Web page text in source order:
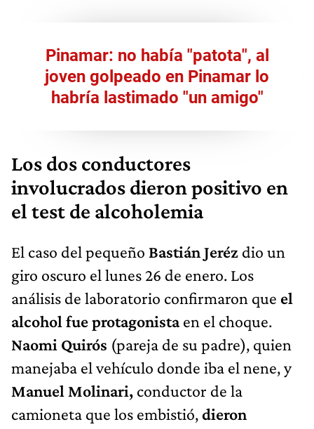
Pinamar: no había "patota", al
joven golpeado en Pinamar lo
habría lastimado "un amigo"
Los dos conductores
involucrados dieron positivo en
el test de alcoholemia
El caso del pequeño Bastián Jeréz dio un
giro oscuro el lunes 26 de enero. Los
análisis de laboratorio confirmaron que el
alcohol fue protagonistaen el choque.
Naomi Quirós (pareja de su padre), quien
manejaba el vehículo donde iba el nene, y
Manuel Molinari, conductor de la
camioneta que los embistió,dieron